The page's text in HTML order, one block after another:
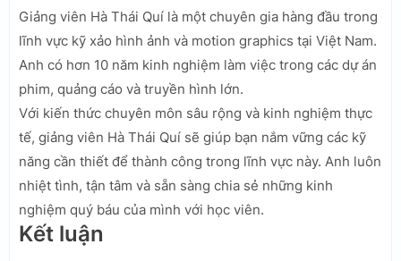
Giảng viên Hà Thái Quí là một chuyên gia hàng đầu trong
lĩnh vực kỹ xảo hình ảnh và motion graphics tại Việt Nam.
Anh có hơn 10 năm kinh nghiệm làm việc trong các dự án
phim, quảng cáo và truyền hình lớn.
Với kiến thức chuyên môn sâu rộng và kinh nghiệm thực
tế, giảng viên Hà Thái Quí sẽ giúp bạn nắm vững các kỹ
năng cần thiết để thành công trong lĩnh vực này. Anh luôn
nhiệt tình, tận tâm và sẵn sàng chia sẻ những kinh
nghiệm quý báu của mình với học viên.
Kết luận